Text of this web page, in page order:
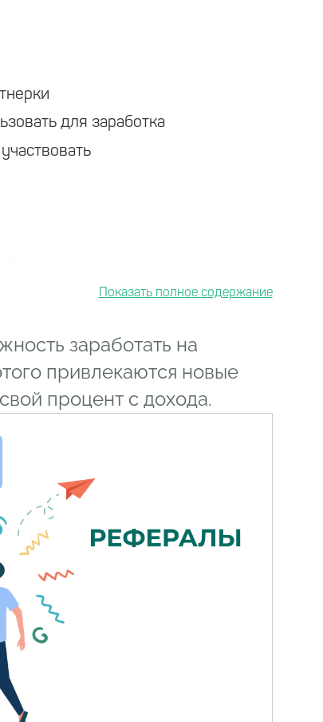
для заработка
ссылок
заработать на
привлекаются новые
процент с дохода.